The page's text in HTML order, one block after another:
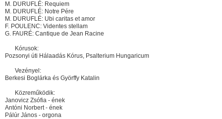
M. DURUFLÉ: Requiem
M. DURUFLÉ: Notre Pére
M. DURUFLÉ: Ubi caritas et amor
F. POULENC: Videntes stellam
G. FAURÉ: Cantique de Jean Racine
Kórusok:
Pozsonyi úti Hálaadás Kórus, Psalterium Hungaricum
Vezényel:
Berkesi Boglárka és Györffy Katalin
Közreműködik:
Janovicz Zsófia - ének
Antóni Norbert - ének
Pálúr János - orgona